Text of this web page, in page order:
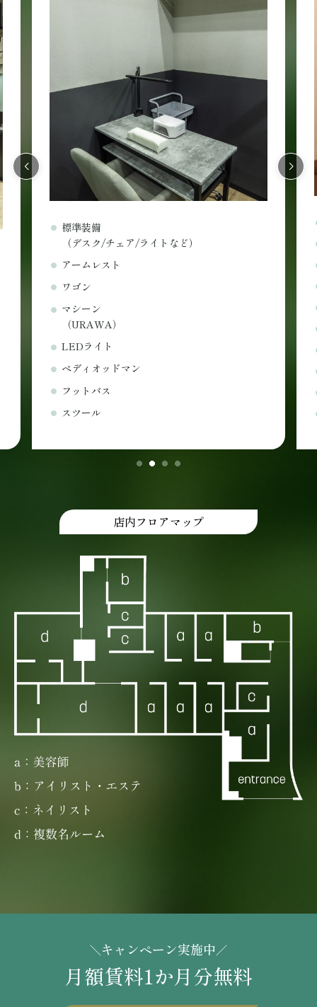
標準装備
ウォーマー
ワゴン
ヘッドライト
ロッカー
ブランケット
使い捨てスリッパ
ヘアアイロン
マツエクブロア
タオル
店内フロアマップ
＼キャンペーン実施中／
月額賃料1か月分無料